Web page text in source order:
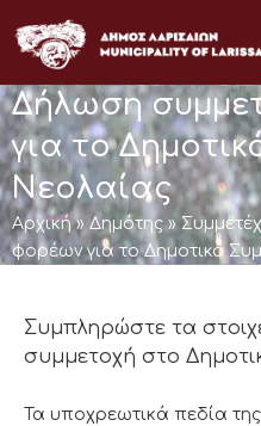
στο
περιεχόμενο
Δήλωση
για το
Νεολαίας
Αρχική» Δημότης »
φορέων για το Δημοτικό
Συμπληρώστε τα
συμμετοχή στο
Τα υποχρεωτικά πεδία